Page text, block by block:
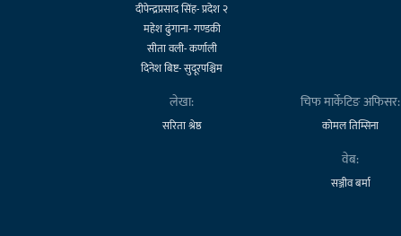
दीपेन्द्रप्रसाद सिंह- प्रदेश २
महेश ढुंगाना- गण्डकी
सीता वली- कर्णाली
दिनेश बिष्ट- सुदूरपश्चिम
लेखा:
सरिता श्रेष्ठ
चिफ मार्केटिङ अफिसर:
कोमल तिम्सिना
वेब:
सञ्जीव बर्मा